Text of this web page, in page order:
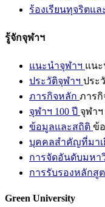
ร้องเรียนทุจริตแ
รู้จักจุฬาฯ
แนะนำจุฬาฯ แนะ
ประวัติจุฬาฯ ประ
ภารกิจหลัก ภาร
จุฬาฯ 100 ปี จุฬาฯ
ข้อมูลและสถิติ ข้
บุคคลสำคัญที่มาเ
การจัดอันดับมหา
การรับรองหลักสู
Green University